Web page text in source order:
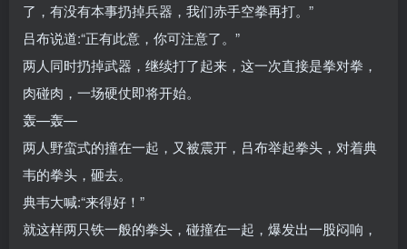
了，有没有本事扔掉兵器，我们赤手空拳再打。”
吕布说道:“正有此意，你可注意了。”
两人同时扔掉武器，继续打了起来，这一次直接是拳对拳，
肉碰肉，一场硬仗即将开始。
轰—轰—
两人野蛮式的撞在一起，又被震开，吕布举起拳头，对着典
韦的拳头，砸去。
典韦大喊:“来得好！”
就这样两只铁一般的拳头，碰撞在一起，爆发出一股闷响，